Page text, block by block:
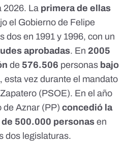
2026. La primera de ellas
el Gobierno de Felipe
dos en 1991 y 1996, con un
aprobadas. En 2005
de 576.506 personas bajo
, esta vez durante el mandato
(PSOE). En el año
de Aznar (PP) concedió la
500.000 personas en
dos legislaturas.